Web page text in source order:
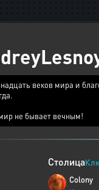
веков мира и
не бывает вечным!
Столица
Colony